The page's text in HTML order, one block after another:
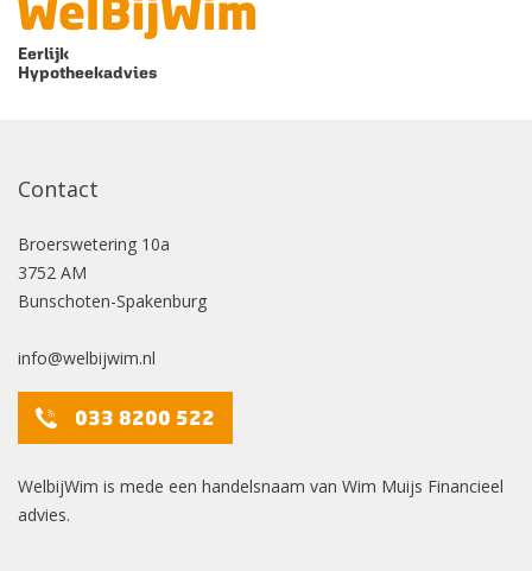
Eerlijk
Hypotheekadvies
Contact
Broerswetering 10a
3752 AM
Bunschoten-Spakenburg
info@welbijwim.nl
033 8200 522
WelbijWim is mede een handelsnaam van Wim Muijs Financieel
advies.